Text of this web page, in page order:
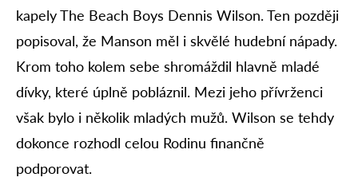
kapely The Beach Boys Dennis Wilson. Ten později
popisoval, že Manson měl i skvělé hudební nápady.
Krom toho kolem sebe shromáždil hlavně mladé
dívky, které úplně pobláznil. Mezi jeho přívrženci
však bylo i několik mladých mužů. Wilson se tehdy
dokonce rozhodl celou Rodinu finančně
podporovat.